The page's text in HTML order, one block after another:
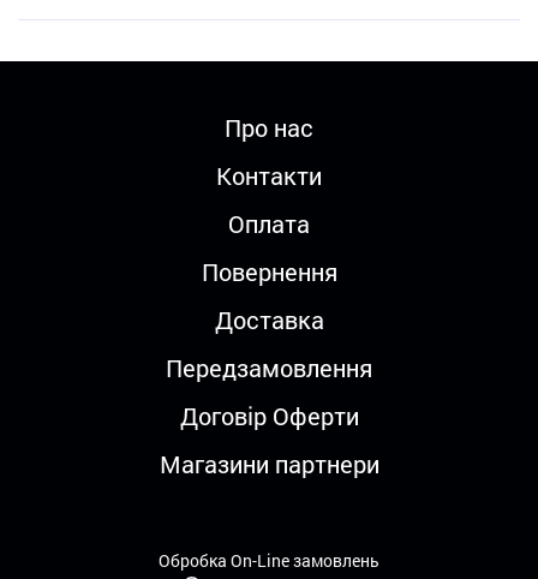
Про нас
Контакти
Оплата
Повернення
Доставка
Передзамовлення
Договір Оферти
Магазини партнери
Обробка On-Line замовлень